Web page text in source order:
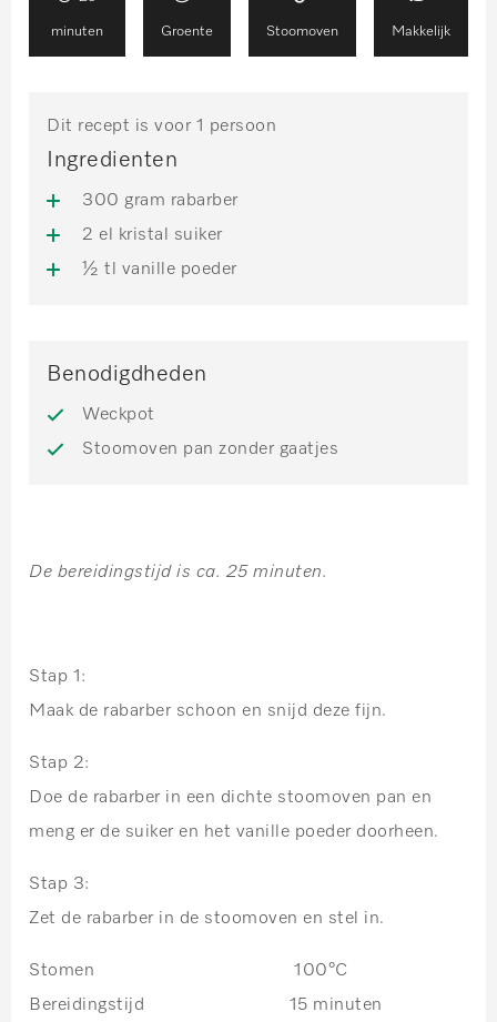
minuten Groente Stoomoven Makkelijk
Dit recept is voor 1 persoon
Ingredienten
300 gram rabarber
2 el kristal suiker
½ tl vanille poeder
Benodigdheden
Weckpot
Stoomoven pan zonder gaatjes
De bereidingstijd is ca. 25 minuten.
Stap 1:
Maak de rabarber schoon en snijd deze fijn.
Stap 2:
Doe de rabarber in een dichte stoomoven pan en
meng er de suiker en het vanille poeder doorheen.
Stap 3:
Zet de rabarber in de stoomoven en stel in.
Stomen 100°C
Bereidingstijd 15 minuten